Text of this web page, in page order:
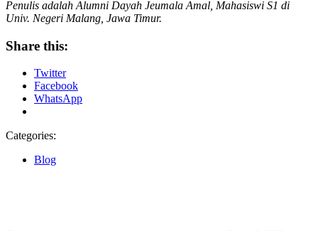
Penulis adalah Alumni Dayah Jeumala Amal, Mahasiswi S1 di
Univ. Negeri Malang, Jawa Timur.
Share this:
Twitter
Facebook
WhatsApp
Categories:
Blog